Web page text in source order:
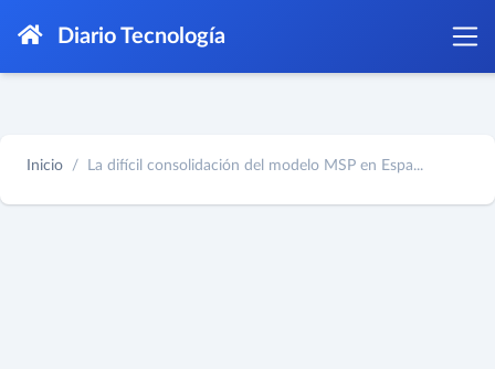
Diario Tecnología
Inicio La difícil consolidación del modelo MSP en Espa...